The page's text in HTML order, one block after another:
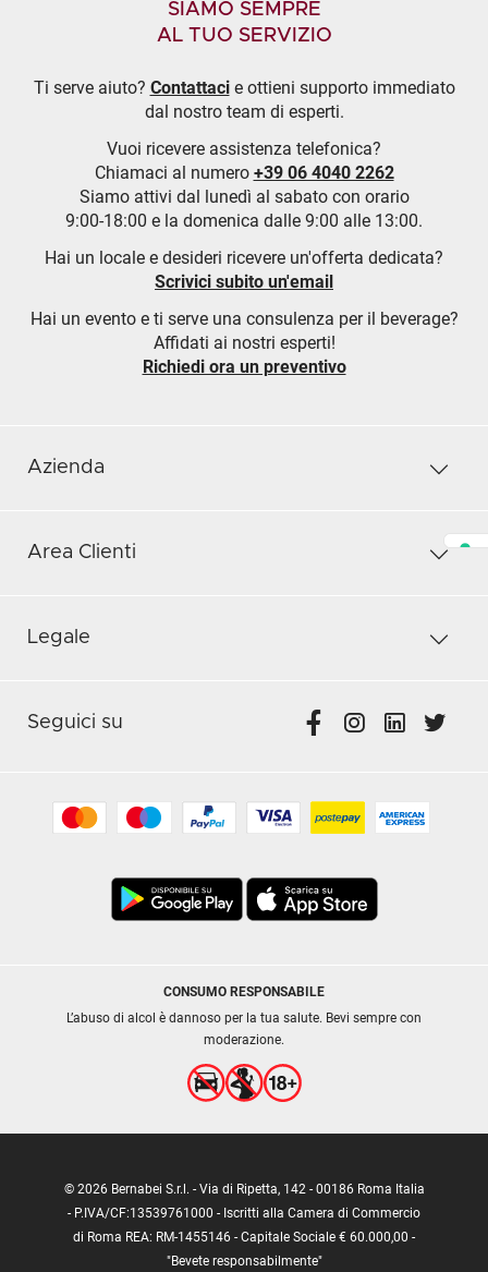
SIAMO SEMPRE
AL TUO SERVIZIO
Ti serve aiuto? Contattacie ottieni supporto immediato
dal nostro team di esperti.
Vuoi ricevere assistenza telefonica?
Chiamaci al numero +39 06 4040 2262
Siamo attivi dal lunedì al sabato con orario
9:00-18:00 e la domenica dalle 9:00 alle 13:00.
Hai un locale e desideri ricevere un'offerta dedicata?
Scrivici subito un'email
Hai un evento e ti serve una consulenza per il beverage?
Affidati ai nostri esperti!
Richiedi ora un preventivo
Azienda
Area Clienti
Legale
Seguici su
CONSUMO RESPONSABILE
L’abuso di alcol è dannoso per la tua salute. Bevi sempre con
moderazione.
© 2026 Bernabei S.r.l. - Via di Ripetta, 142 - 00186 Roma Italia
- P.IVA/CF:13539761000 - Iscritti alla Camera di Commercio
di Roma REA: RM-1455146 - Capitale Sociale € 60.000,00 -
"Bevete responsabilmente"